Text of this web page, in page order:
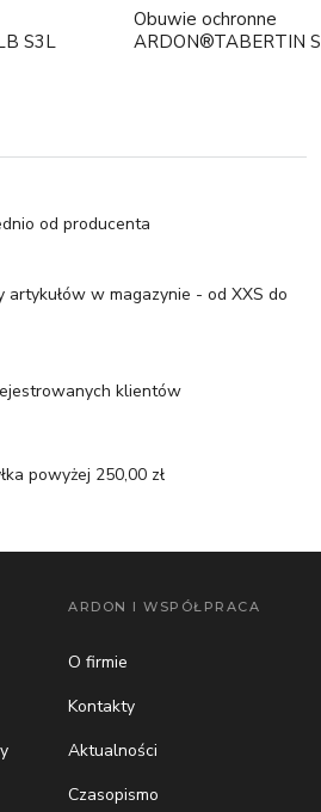
S3L
Obuwie ochronne
ARDON®TABERTIN
od producenta
artykułów w magazynie - od XXS do
klientów
powyżej 250,00 zł
ARDON I WSPÓŁPRACA
O firmie
Kontakty
Aktualności
Czasopismo